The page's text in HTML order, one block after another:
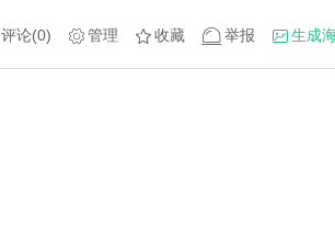
评论(0) 管理 收藏 举报 生成